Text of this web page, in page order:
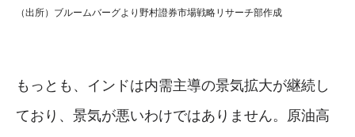
（出所）ブルームバーグより野村證券市場戦略リサーチ部作成
もっとも、インドは内需主導の景気拡大が継続し
ており、景気が悪いわけではありません。原油高